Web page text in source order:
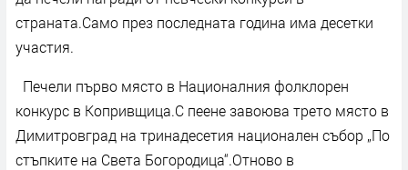
страната.Само през последната година има десетки
участия.
Печели първо място в Националния фолклорен
конкурс в Копривщица.С пеене завоюва трето място в
Димитровград на тринадесетия национален събор „По
стъпките на Света Богородица“.Отново в